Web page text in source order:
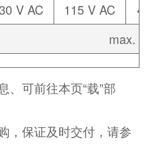
V AC 115 V AC
48
max. 30
、可前往本页“载”部
，保证及时交付，请参